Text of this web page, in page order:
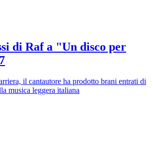
di Raf a "Un disco per
il cantautore ha prodotto brani entrati di
musica leggera italiana